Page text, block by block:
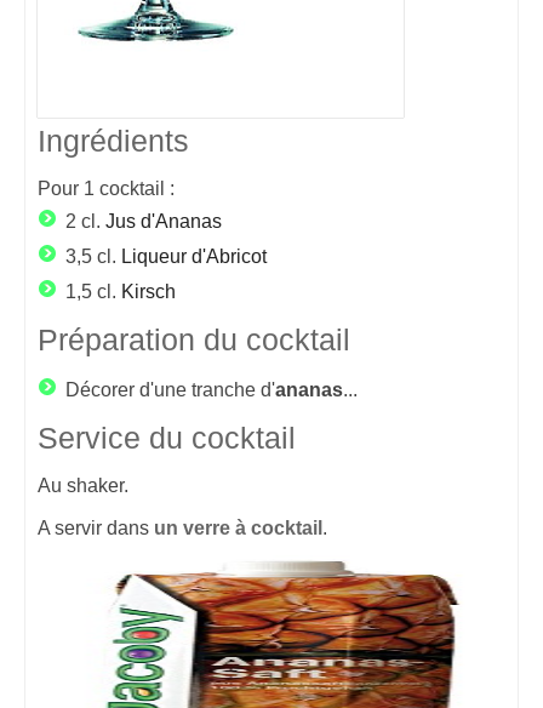
Ingrédients
Pour 1 cocktail :
2 cl. Jus d'Ananas
3,5 cl. Liqueur d'Abricot
1,5 cl. Kirsch
Préparation du cocktail
Décorer d'une tranche d'ananas...
Service du cocktail
Au shaker.
A servir dans un verre à cocktail .